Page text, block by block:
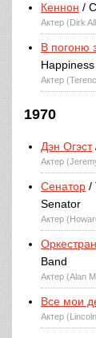
Кеннон /
Актер (Dirk
В погоню
Happiness
Актер
1970
Дэн Огэст
Актер
Сенатор /
Senator
Актер
Band
Актер (Alan
Все мои
Актер